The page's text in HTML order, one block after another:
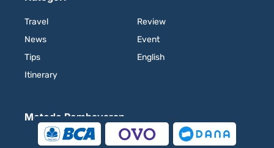
Travel
News
Tips
Itinerary
Review
Event
English
Metode Pembayaran